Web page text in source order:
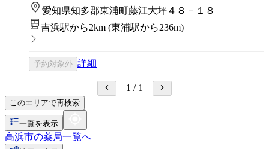
愛知県知多郡東浦町藤江大坪４８－１８
吉浜駅から2km (東浦駅から236m)
予約対象外 詳細
1 / 1
このエリアで再検索
一覧を表示
高浜市の薬局一覧へ